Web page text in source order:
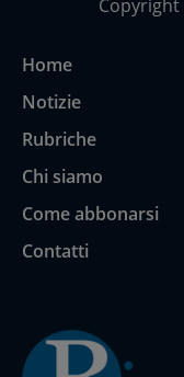
Home
Notizie
Rubriche
Chi siamo
Come abbonarsi
Contatti